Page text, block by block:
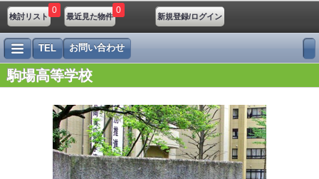
検討リスト
0
最近見た物件
0
新規登録/ログイン
TEL お問い合わせ
駒場高等学校